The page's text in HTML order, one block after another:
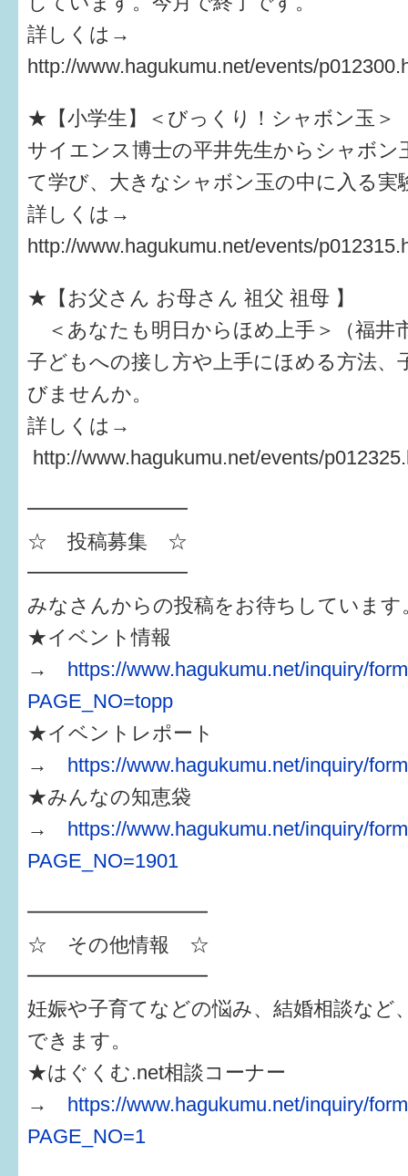
詳しくは→
http://www.hagukumu.net/events/
★【小学生】＜びっくり！シャボン玉＞
サイエンス博士の平井先生からシャボン
て学び、大きなシャボン玉の中に入る
詳しくは→
http://www.hagukumu.net/events/
★【お父さん お母さん 祖父 祖母 】
＜あなたも明日からほめ上手＞（福井
子どもへの接し方や上手にほめる方法、
びませんか。
詳しくは→
http://www.hagukumu.net/events/
━━━━━━━━
☆ 投稿募集 ☆
━━━━━━━━
みなさんからの投稿をお待ちしています
★イベント情報
→ https://www.hagukumu.net/inquiry/
PAGE_NO=topp
★イベントレポート
→ https://www.hagukumu.net/inquiry/
★みんなの知恵袋
→ https://www.hagukumu.net/inquiry/
PAGE_NO=1901
━━━━━━━━━
☆ その他情報 ☆
━━━━━━━━━
妊娠や子育てなどの悩み、結婚相談など
できます。
★はぐくむ.net相談コーナー
→ https://www.hagukumu.net/inquiry/
PAGE_NO=1